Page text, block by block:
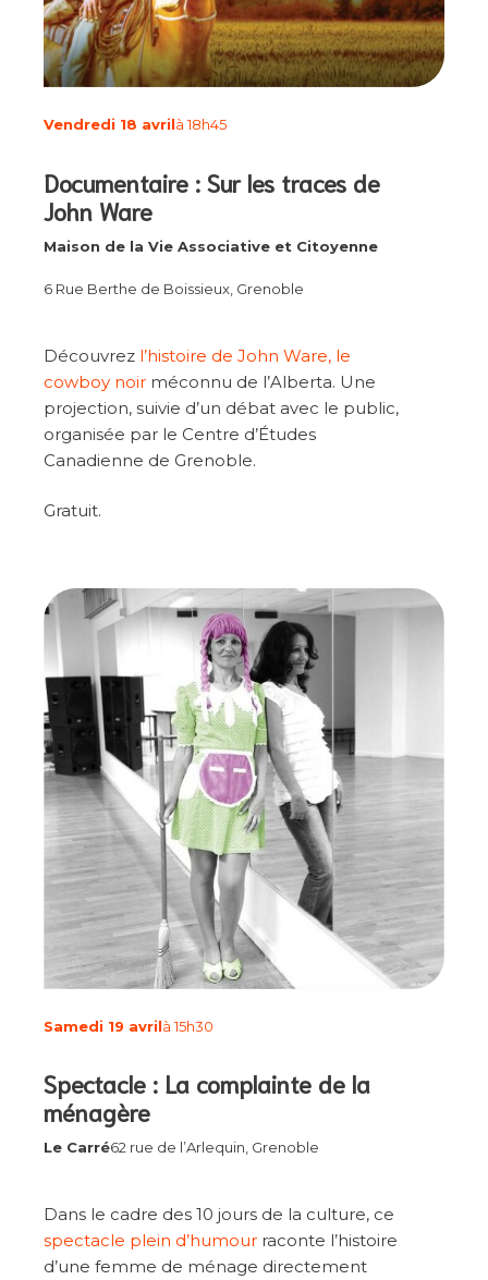
Vendredi 18 avrilà 18h45
Documentaire : Sur les traces de
John Ware
Maison de la Vie Associative et Citoyenne
6 Rue Berthe de Boissieux, Grenoble
Découvrez l’histoire de John Ware, le
cowboy noir méconnu de l’Alberta. Une
projection, suivie d’un débat avec le public,
organisée par le Centre d’Études
Canadienne de Grenoble.
Gratuit.
Samedi 19 avrilà 15h30
Spectacle : La complainte de la
ménagère
Le Carré62 rue de l’Arlequin, Grenoble
Dans le cadre des 10 jours de la culture, ce
spectacle plein d’humour raconte l’histoire
d’une femme de ménage directement